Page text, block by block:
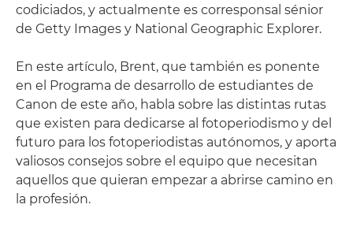
codiciados, y actualmente es corresponsal sénior
de Getty Images y National Geographic Explorer.
En este artículo, Brent, que también es ponente
en el Programa de desarrollo de estudiantes de
Canon de este año, habla sobre las distintas rutas
que existen para dedicarse al fotoperiodismo y del
futuro para los fotoperiodistas autónomos, y aporta
valiosos consejos sobre el equipo que necesitan
aquellos que quieran empezar a abrirse camino en
la profesión.